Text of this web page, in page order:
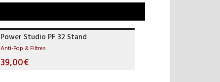
Power Studio PF 32 Stand
Anti-Pop & Filtres
39,00€